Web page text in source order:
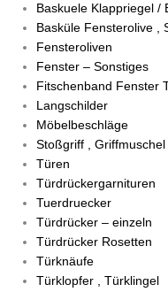
Baskuele Klappriegel /
Basküle Fensterolive ,
Fensteroliven
Fenster – Sonstiges
Fitschenband Fenster
Langschilder
Möbelbeschläge
Stoßgriff , Griffmuschel
Türen
Türdrückergarnituren
Tuerdruecker
Türdrücker – einzeln
Türdrücker Rosetten
Türknäufe
Türklopfer , Türklingel